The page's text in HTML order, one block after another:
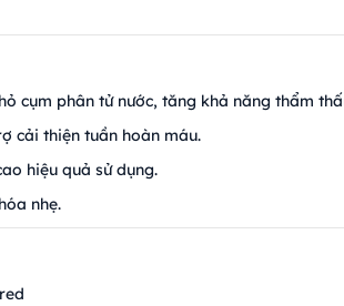
cụm phân tử nước, tăng khả năng thẩm
cải thiện tuần hoàn máu.
hiệu quả sử dụng.
nhẹ.